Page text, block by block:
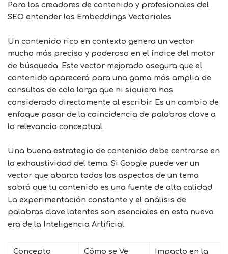
Para los creadores de contenido y profesionales del
SEO entender los Embeddings Vectoriales
Un contenido rico en contexto genera un vector
mucho más preciso y poderoso en el índice del motor
de búsqueda. Este vector mejorado asegura que el
contenido aparecerá para una gama más amplia de
consultas de cola larga que ni siquiera has
considerado directamente al escribir. Es un cambio de
enfoque pasar de la coincidencia de palabras clave a
la relevancia conceptual.
Una buena estrategia de contenido debe centrarse en
la exhaustividad del tema. Si Google puede ver un
vector que abarca todos los aspectos de un tema
sabrá que tu contenido es una fuente de alta calidad.
La experimentación constante y el análisis de
palabras clave latentes son esenciales en esta nueva
era de la
Inteligencia Artificial
Concepto Cómo se Ve Impacto en la